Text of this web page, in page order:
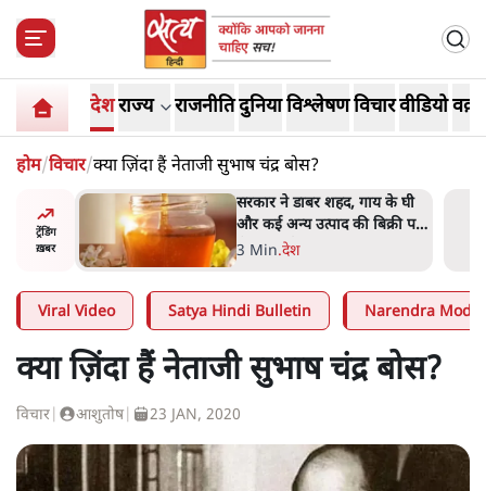
देशराज्य राजनीतिदुनियाविश्लेषणविचारवीडियो
होम/विचार/क्या ज़िंदा हैं नेताजी सुभाष चंद्र बोस?
ट्रेंडिंग
ख़बर
के घी
पर
'महाराष्ट्र में गैर बीजेपी वोटरों के
नामों को काटने की बड़ी साज़िश'-
रोहित पवार का आरोप
4 Min.महाराष्ट्र
Viral Video Satya Hindi Bulletin Narendra Modi
क्या ज़िंदा हैं नेताजी सुभाष चंद्र बोस?
विचार आशुतोष| 23 JAN, 2020